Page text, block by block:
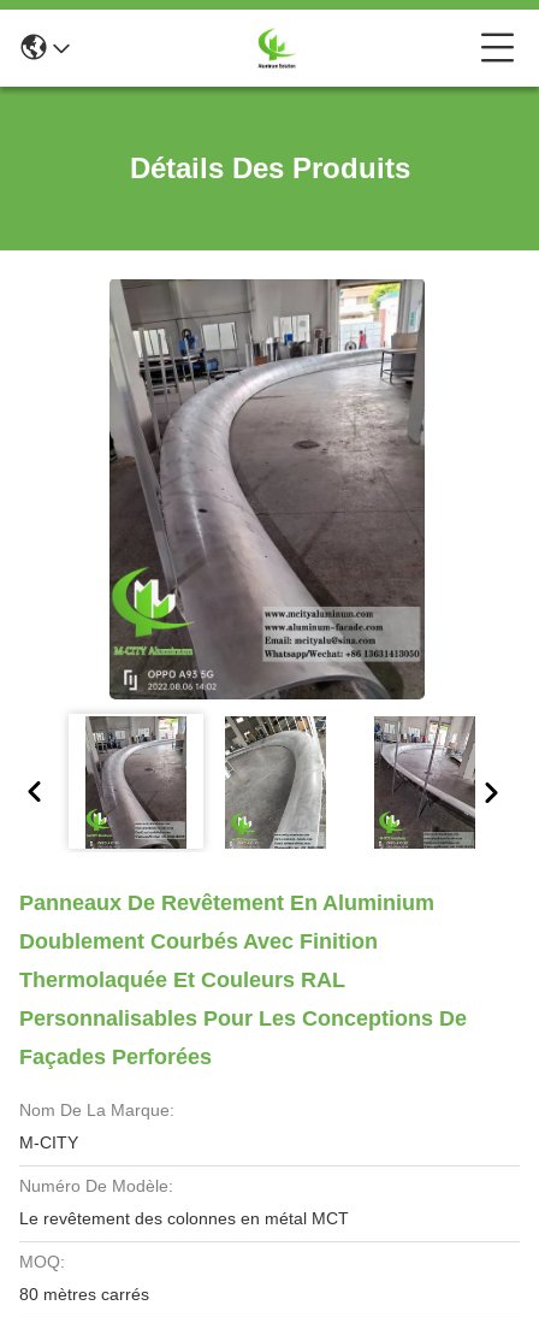
Détails Des Produits
Panneaux De Revêtement En Aluminium
Doublement Courbés Avec Finition
Thermolaquée Et Couleurs RAL
Personnalisables Pour Les Conceptions De
Façades Perforées
Nom De La Marque:
M-CITY
Numéro De Modèle:
Le revêtement des colonnes en métal MCT
MOQ:
80 mètres carrés